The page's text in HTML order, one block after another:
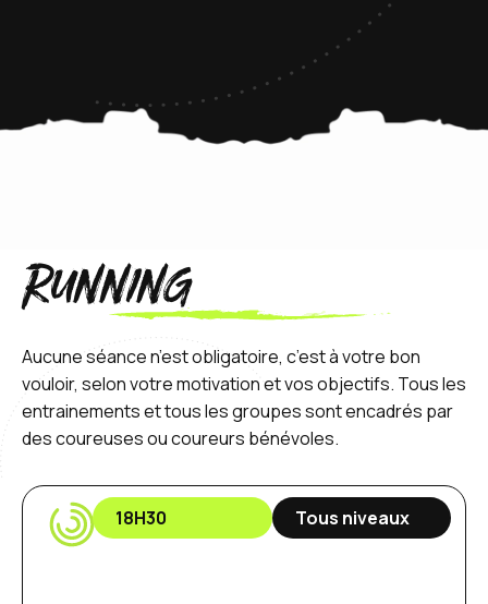
Running
Aucune séance n’est obligatoire, c’est à votre bon
vouloir, selon votre motivation et vos objectifs. Tous les
entrainements et tous les groupes sont encadrés par
des coureuses ou coureurs bénévoles.
18H30 Tous niveaux